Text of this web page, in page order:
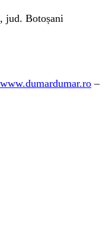
jud. Botoșani
www.dumardumar.ro –